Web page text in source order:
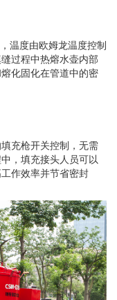
温度由欧姆龙温度控制
过程中热熔水壶内部
化固化在管道中的密
充枪开关控制，无需
，填充接头人员可以
作效率并节省密封